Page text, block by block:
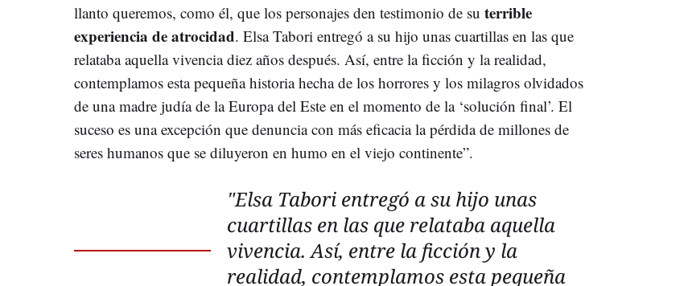
llanto queremos, como él, que los personajes den testimonio de su terrible
experiencia de atrocidad. Elsa Tabori entregó a su hijo unas cuartillas en las que
relataba aquella vivencia diez años después. Así, entre la ficción y la realidad,
contemplamos esta pequeña historia hecha de los horrores y los milagros olvidados
de una madre judía de la Europa del Este en el momento de la ‘solución final’. El
suceso es una excepción que denuncia con más eficacia la pérdida de millones de
seres humanos que se diluyeron en humo en el viejo continente”.
"Elsa Tabori entregó a su hijo unas
cuartillas en las que relataba aquella
vivencia. Así, entre la ficción y la
realidad, contemplamos esta pequeña